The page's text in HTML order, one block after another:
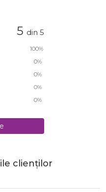
5 din 5
100%
0%
0%
0%
0%
clienților